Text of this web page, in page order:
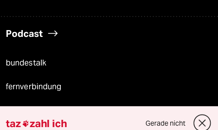
Podcast
bundestalk
fernverbindung
taz zahl ich Gerade nicht